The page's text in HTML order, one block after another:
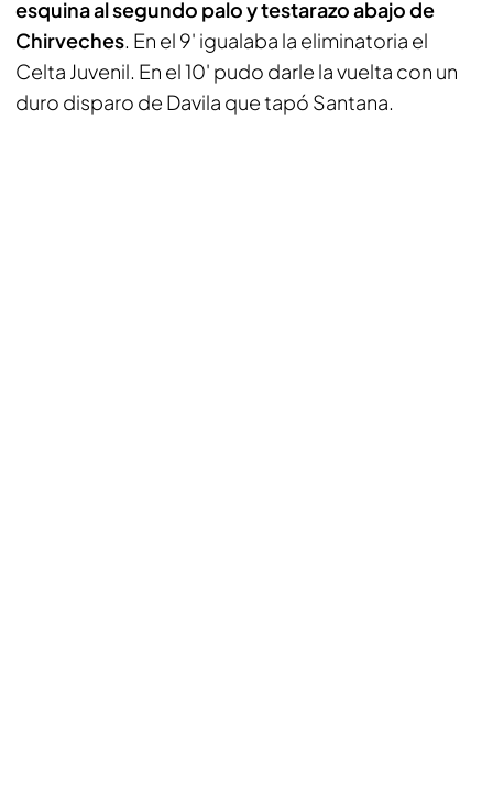
esquina al segundo palo y testarazo abajo de
Chirveches. En el 9' igualaba la eliminatoria el
Celta Juvenil. En el 10' pudo darle la vuelta con un
duro disparo de Davila que tapó Santana.